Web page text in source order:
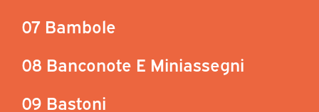
07 Bambole
08 Banconote E Miniassegni
09 Bastoni